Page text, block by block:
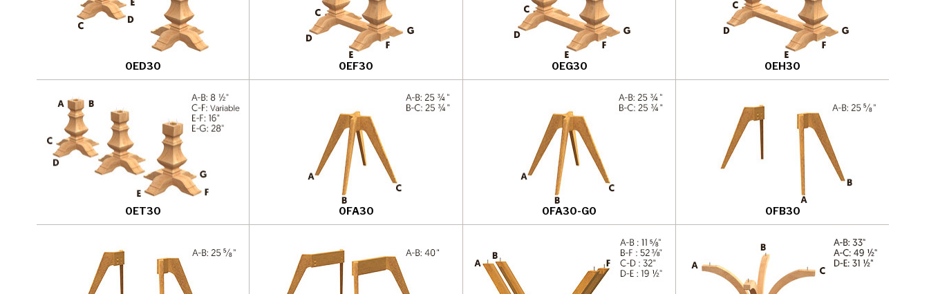
0ED30 0EF30 0EG30 0EH30
0ET30 0FA30 0FA30-G0 0FB30